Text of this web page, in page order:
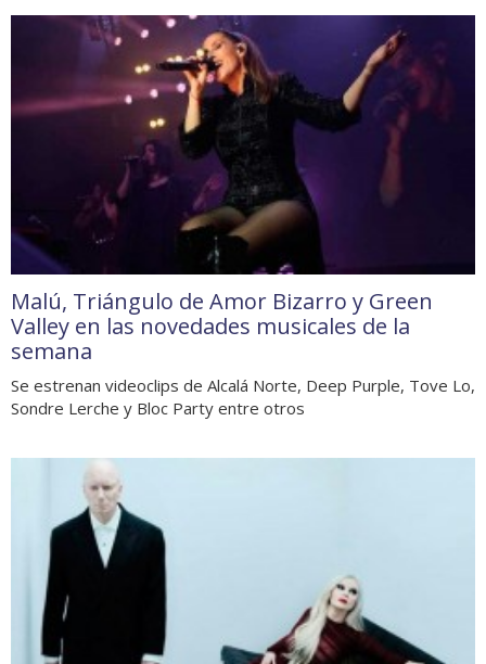
Malú, Triángulo de Amor Bizarro y Green
Valley en las novedades musicales de la
semana
Se estrenan videoclips de Alcalá Norte, Deep Purple, Tove Lo,
Sondre Lerche y Bloc Party entre otros